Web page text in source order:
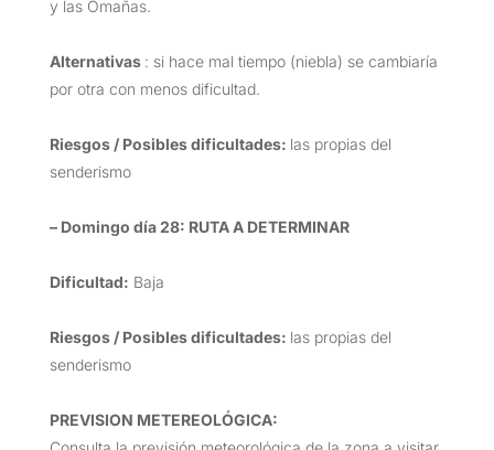
y las Omañas.
Alternativas : si hace mal tiempo (niebla) se cambiaría
por otra con menos dificultad.
Riesgos / Posibles dificultades: las propias del
senderismo
– Domingo día 28: RUTA A DETERMINAR
Dificultad: Baja
Riesgos / Posibles dificultades: las propias del
senderismo
PREVISION METEREOLÓGICA: